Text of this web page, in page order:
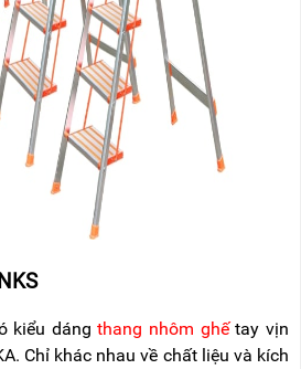
kiểu dángthang nhôm ghếtay vịn
Chỉ khác nhau về chất liệu và kích